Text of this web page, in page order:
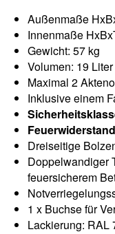
Außenmaße
Innenmaße
Gewicht: 57 kg
Volumen: 19 Liter
Maximal 2
Inklusive einem
Dreiseitige
Doppelwandiger
feuersicherem
1 x Buchse für
Lackierung: RAL